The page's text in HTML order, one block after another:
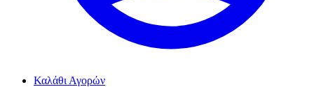
Καλάθι Αγορών